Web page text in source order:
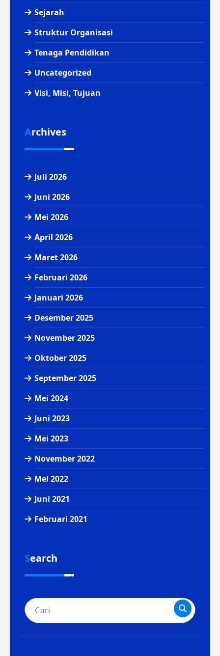
Sejarah
Struktur Organisasi
Tenaga Pendidikan
Uncategorized
Visi, Misi, Tujuan
Archives
Juli 2026
Juni 2026
Mei 2026
April 2026
Maret 2026
Februari 2026
Januari 2026
Desember 2025
November 2025
Oktober 2025
September 2025
Mei 2024
Juni 2023
Mei 2023
November 2022
Mei 2022
Juni 2021
Februari 2021
Search
Pencarian
untuk: